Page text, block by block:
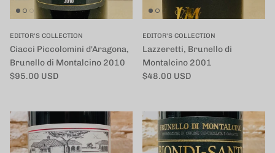
EDITOR'S COLLECTION
Ciacci Piccolomini d'Aragona,
Brunello di Montalcino 2010
定価
$95.00 USD
EDITOR'S COLLECTION
Lazzeretti, Brunello di
Montalcino 2001
定価
$48.00 USD